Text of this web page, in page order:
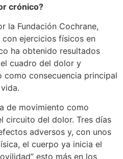
crónico?
la Fundación Cochrane,
ejercicios físicos en
ha obtenido resultados
cuadro del dolor y
como consecuencia principal
de movimiento como
circuito del dolor. Tres días
adversos y, con unos
el cuerpo ya inicia el
esto más en los